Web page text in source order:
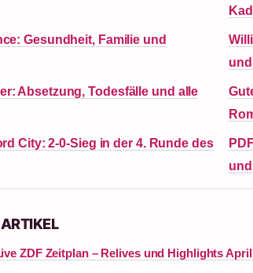
Gesundheit, Familie und
Absetzung, Todesfälle und alle
City: 2-0-Sieg in der 4. Runde des
ZDF Zeitplan – Relives und Highlights April